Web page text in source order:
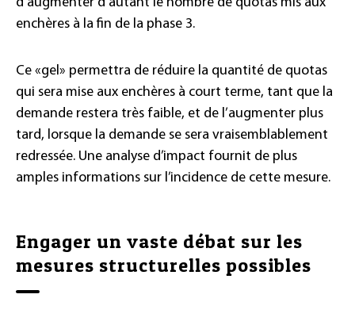
enchères à la fin de la phase 3.
Ce «gel» permettra de réduire la quantité de quotas
qui sera mise aux enchères à court terme, tant que la
demande restera très faible, et de l’augmenter plus
tard, lorsque la demande se sera vraisemblablement
redressée. Une analyse d’impact fournit de plus
amples informations sur l’incidence de cette mesure.
Engager un vaste débat sur les
mesures structurelles possibles